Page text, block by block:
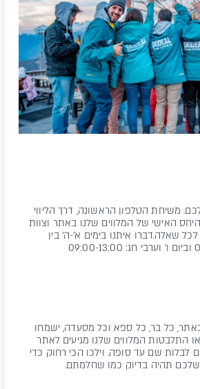
משיחת הטלפון הראשונה, דרך הליווי
האישי של המלווים שלנו באתר וצוות
לכל שאלה.דברו איתנו בימים א'-ה' בין
כל בר, כל ספא וכל מסעדה, ישמחו
התלבטות המלווים שלנו מגיעים לאתר
לבלות שם עד סופה. וילכו הכי רחוק כדי
תהיה בדיוק כמו שחלמתם.